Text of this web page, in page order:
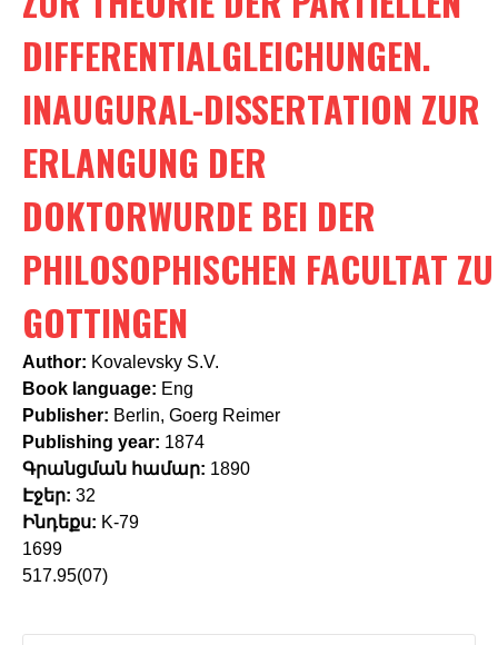
h
f
o
r
m
DIFFERENTIALGLEICHUNGEN.
INAUGURAL-DISSERTATION ZUR
ERLANGUNG DER
DOKTORWURDE BEI DER
PHILOSOPHISCHEN FACULTAT ZU
GOTTINGEN
Author: Kovalevsky S.V.
Book language: Eng
Publisher: Berlin, Goerg Reimer
Publishing year: 1874
Գրանցման համար: 1890
Էջեր: 32
Ինդեքս: K-79
1699
517.95(07)